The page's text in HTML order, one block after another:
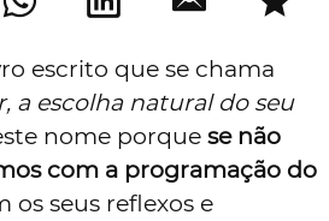
escrito que se chama
a escolha natural do seu
nome porque se não
com a programação do
os seus reflexos e